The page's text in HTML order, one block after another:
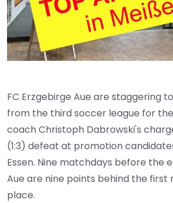
FC Erzgebirge Aue are staggering
from the third soccer league for
coach Christoph Dabrowski's
(1:3) defeat at promotion
Essen. Nine matchdays before the
Aue are nine points behind the
place.